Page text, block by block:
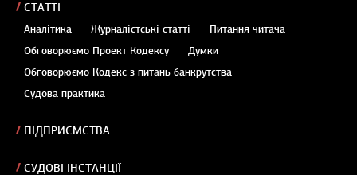
СТАТТІ
Аналітика Журналістські статті
Питання читача
Обговорюємо Проект Кодексу
Думки
Обговорюємо Кодекс з питань банкрутства
Судова практика
ПІДПРИЄМСТВА
СУДОВІ ІНСТАНЦІЇ